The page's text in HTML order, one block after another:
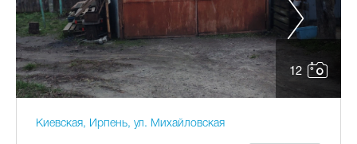
12
Киевская, Ирпень, ул. Михайловская